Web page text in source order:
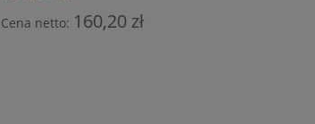
Cena netto: 160,20 zł